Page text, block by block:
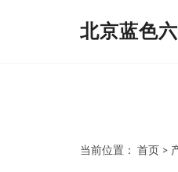
北京蓝色
当前位置： 首页 >